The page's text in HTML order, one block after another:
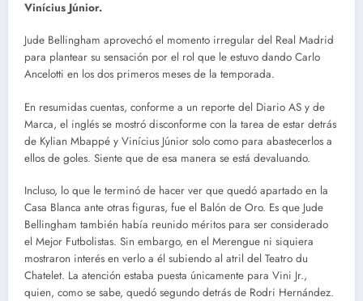
Vinícius Júnior.
Jude Bellingham aprovechó el momento irregular del Real Madrid
para plantear su sensación por el rol que le estuvo dando Carlo
Ancelotti en los dos primeros meses de la temporada.
En resumidas cuentas, conforme a un reporte del Diario AS y de
Marca, el inglés se mostró disconforme con la tarea de estar detrás
de Kylian Mbappé y Vinícius Júnior solo como para abastecerlos a
ellos de goles. Siente que de esa manera se está devaluando.
Incluso, lo que le terminó de hacer ver que quedó apartado en la
Casa Blanca ante otras figuras, fue el Balón de Oro. Es que Jude
Bellingham también había reunido méritos para ser considerado
el Mejor Futbolistas. Sin embargo, en el Merengue ni siquiera
mostraron interés en verlo a él subiendo al atril del Teatro du
Chatelet. La atención estaba puesta únicamente para Vini Jr.,
quien, como se sabe, quedó segundo detrás de Rodri Hernández.